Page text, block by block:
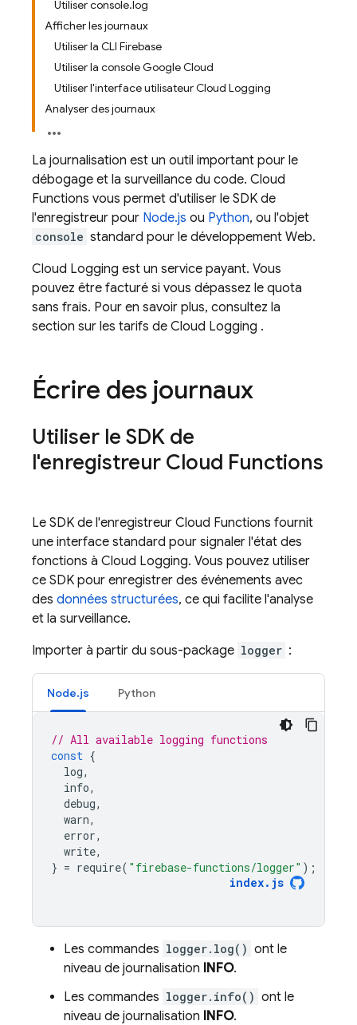
Utiliser console.log
Afficher les journaux
Utiliser la CLI Firebase
Utiliser la console Google Cloud
Utiliser l'interface utilisateur Cloud Logging
Analyser des journaux
La journalisation est un outil important pour le
débogage et la surveillance du code. Cloud
Functions vous permet d'utiliser le SDK de
l'enregistreur pour Node.js ou Python, ou l'objet
console standard pour le développement Web.
Cloud Logging est un service payant. Vous
pouvez être facturé si vous dépassez le quota
sans frais. Pour en savoir plus, consultez la
section sur les tarifs de Cloud Logging .
Écrire des journaux
Utiliser le SDK de
l'enregistreur Cloud Functions
Le SDK de l'enregistreur Cloud Functions fournit
une interface standard pour signaler l'état des
fonctions à Cloud Logging. Vous pouvez utiliser
ce SDK pour enregistrer des événements avec
des données structurées, ce qui facilite l'analyse
et la surveillance.
Importer à partir du sous-package logger :
Node.js Python
// All available logging functions
const {
log,
info,
debug,
warn,
error,
write,
} = require( "firebase-functions/logger" );
index. js
Les commandes logger.log() ont le
niveau de journalisation INFO.
Les commandes logger.info() ont le
niveau de journalisation INFO.